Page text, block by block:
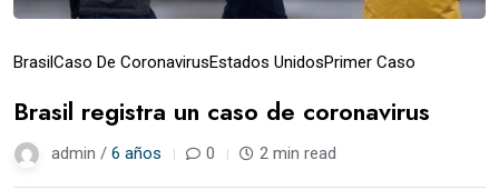
BrasilCaso De CoronavirusEstados UnidosPrimer Caso
Brasil registra un caso de coronavirus
admin / 6 años 0 2 min read